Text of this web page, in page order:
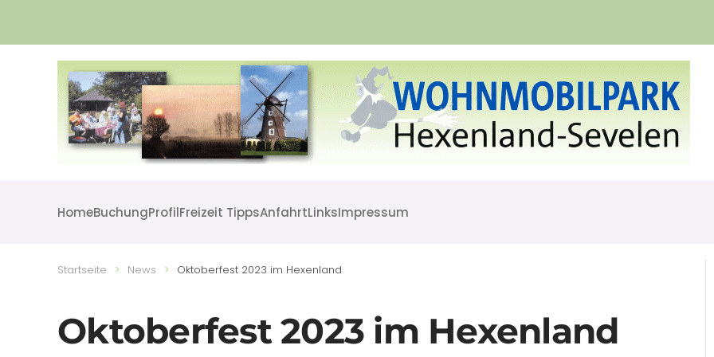
Skip to main content
HomeBuchungProfilFreizeit TippsAnfahrtLinksImpressum
Startseite News Oktoberfest 2023 im Hexenland
Oktoberfest 2023 im Hexenland